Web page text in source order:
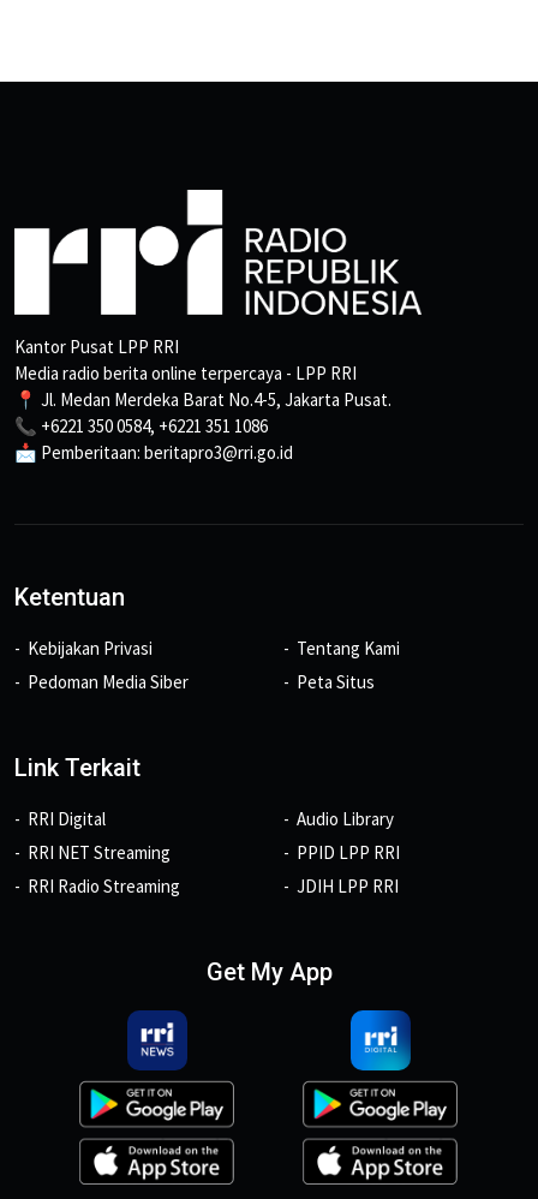
Kantor Pusat LPP RRI
Media radio berita online terpercaya - LPP RRI
📍 Jl. Medan Merdeka Barat No.4-5, Jakarta Pusat.
📞 +6221 350 0584, +6221 351 1086
📩 Pemberitaan: beritapro3@rri.go.id
Ketentuan
Kebijakan Privasi
Pedoman Media Siber
Tentang Kami
Peta Situs
Link Terkait
RRI Digital
RRI NET Streaming
RRI Radio Streaming
Audio Library
PPID LPP RRI
JDIH LPP RRI
Get My App